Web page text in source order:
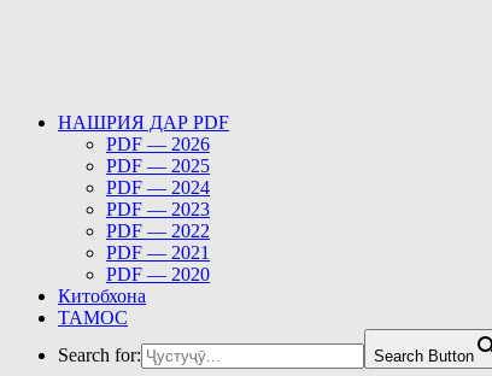
НАШРИЯ ДАР PDF
PDF — 2026
PDF — 2025
PDF — 2024
PDF — 2023
PDF — 2022
PDF — 2021
PDF — 2020
Китобхона
ТАМОС
Search for:
Search Button